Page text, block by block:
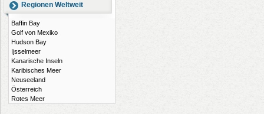
Regionen Weltweit
Baffin Bay
Golf von Mexiko
Hudson Bay
Ijsselmeer
Kanarische Inseln
Karibisches Meer
Neuseeland
Österreich
Rotes Meer